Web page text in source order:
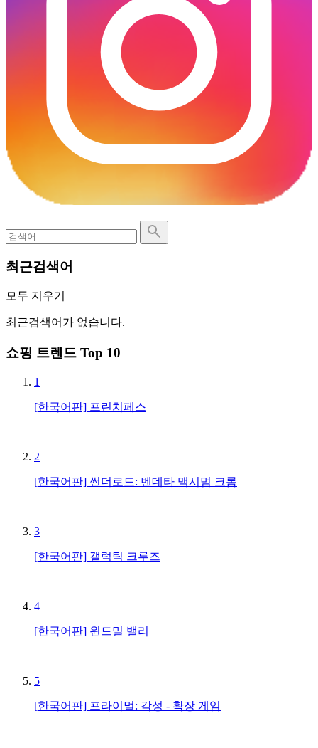
최근검색어
모두 지우기
최근검색어가 없습니다.
쇼핑 트렌드 Top 10
1
[한국어판] 프린치페스
2
[한국어판] 썬더로드: 벤데타 맥시멈 크롬
3
[한국어판] 갤럭틱 크루즈
4
[한국어판] 윈드밀 밸리
5
[한국어판] 프라이멀: 각성 - 확장 게임